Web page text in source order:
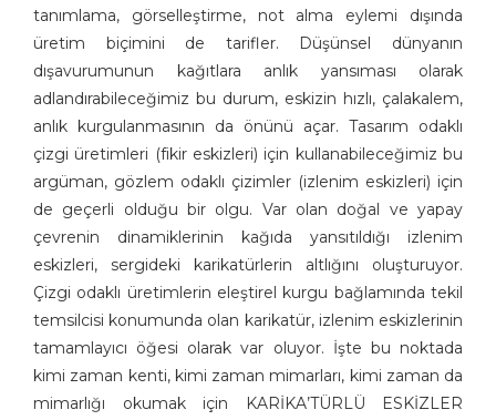
tanımlama, görselleştirme, not alma eylemi dışında
üretim biçimini de tarifler. Düşünsel dünyanın
dışavurumunun kağıtlara anlık yansıması olarak
adlandırabileceğimiz bu durum, eskizin hızlı, çalakalem,
anlık kurgulanmasının da önünü açar. Tasarım odaklı
çizgi üretimleri (fikir eskizleri) için kullanabileceğimiz bu
argüman, gözlem odaklı çizimler (izlenim eskizleri) için
de geçerli olduğu bir olgu. Var olan doğal ve yapay
çevrenin dinamiklerinin kağıda yansıtıldığı izlenim
eskizleri, sergideki karikatürlerin altlığını oluşturuyor.
Çizgi odaklı üretimlerin eleştirel kurgu bağlamında tekil
temsilcisi konumunda olan karikatür, izlenim eskizlerinin
tamamlayıcı öğesi olarak var oluyor. İşte bu noktada
kimi zaman kenti, kimi zaman mimarları, kimi zaman da
mimarlığı okumak için KARİKA’TÜRLÜ ESKİZLER